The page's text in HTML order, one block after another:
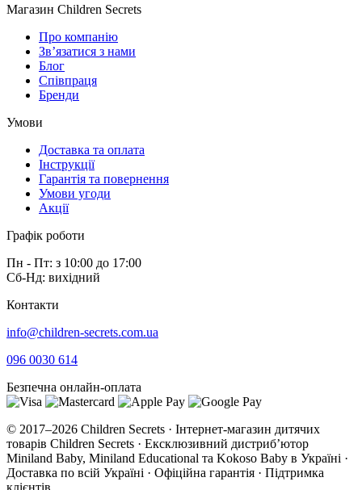
Магазин Children Secrets
Про компанію
Зв’язатися з нами
Блог
Співпраця
Бренди
Умови
Доставка та оплата
Інструкції
Гарантія та повернення
Умови угоди
Акції
Графік роботи
Пн - Пт: з 10:00 до 17:00
Сб-Нд: вихідний
Контакти
info@children-secrets.com.ua
096 0030 614
Безпечна онлайн-оплата
© 2017–2026 Children Secrets · Інтернет-магазин дитячих
товарів Children Secrets · Ексклюзивний дистриб’ютор
Miniland Baby, Miniland Educational та Kokoso Baby в Україні ·
Доставка по всій Україні · Офіційна гарантія · Підтримка
клієнтів